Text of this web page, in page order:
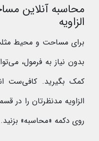
محاسبه آنلاین
الزاویه
برای مساحت و محیط
بدون نیاز به فرمول،
کمک بگیرید. کافی‌ست
الزاویه مدنظرتان را
روی دکمه «محاسبه» بزنید.